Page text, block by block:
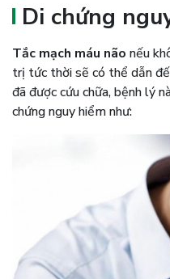
Di chứng
Tắc mạch máu não nếu
trị tức thời sẽ có thể dẫn
đã được cứu chữa, bệnh lý
chứng nguy hiểm như: